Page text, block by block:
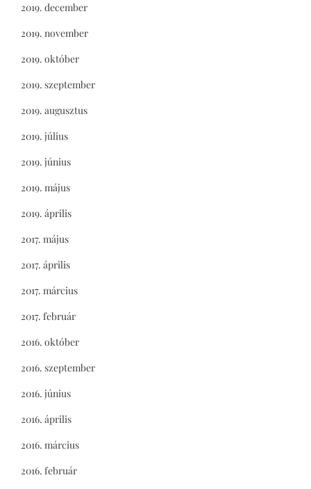
2019. december
2019. november
2019. október
2019. szeptember
2019. augusztus
2019. július
2019. június
2019. május
2019. április
2017. május
2017. április
2017. március
2017. február
2016. október
2016. szeptember
2016. június
2016. április
2016. március
2016. február